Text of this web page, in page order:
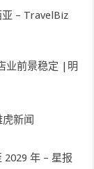
– TravelBiz
业前景稳定 |明
新闻
2029 年 – 星报